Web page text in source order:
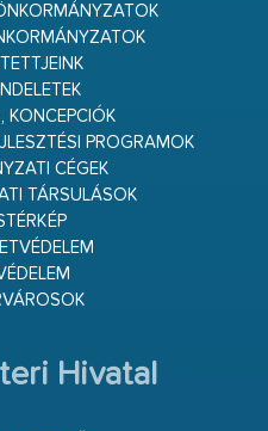
KONCEPCIÓK
PROGRAMOK
CÉGEK
TÁRSULÁSOK
Hivatal